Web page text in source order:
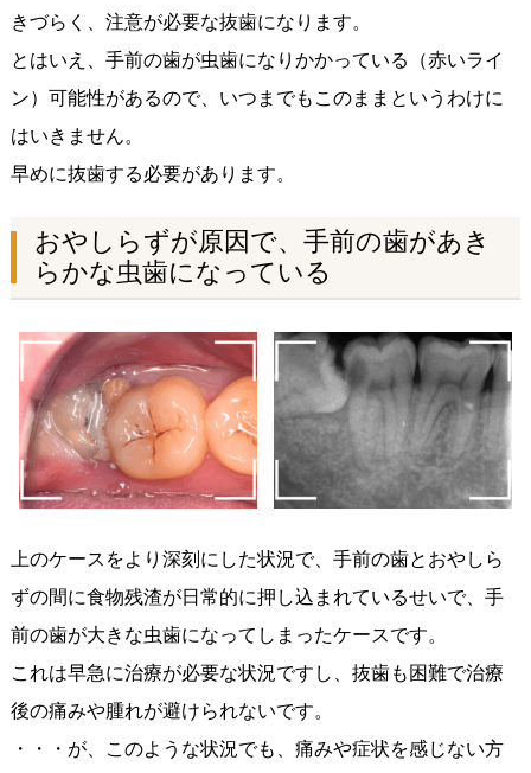
きづらく、注意が必要な抜歯になります。
とはいえ、手前の歯が虫歯になりかかっている（赤いライ
ン）可能性があるので、いつまでもこのままというわけに
はいきません。
早めに抜歯する必要があります。
おやしらずが原因で、手前の歯があき
らかな虫歯になっている
上のケースをより深刻にした状況で、手前の歯とおやしら
ずの間に食物残渣が日常的に押し込まれているせいで、手
前の歯が大きな虫歯になってしまったケースです。
これは早急に治療が必要な状況ですし、抜歯も困難で治療
後の痛みや腫れが避けられないです。
・・・が、このような状況でも、痛みや症状を感じない方